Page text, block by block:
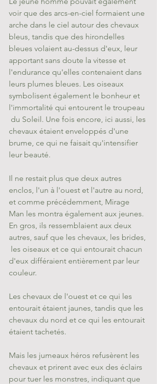
voir que des arcs-en-ciel formaient une
arche dans le ciel autour des chevaux
bleus, tandis que des hirondelles
bleues volaient au-dessus d'eux, leur
apportant sans doute la vitesse et
l'endurance qu'elles contenaient dans
leurs plumes bleues. Les oiseaux
symbolisent également le bonheur et
l'immortalité qui entourent le troupeau
du Soleil. Une fois encore, ici aussi, les
chevaux étaient enveloppés d'une
brume, ce qui ne faisait qu'intensifier
leur beauté.
Il ne restait plus que deux autres
enclos, l'un à l'ouest et l'autre au nord,
et comme précédemment, Mirage
Man les montra également aux jeunes.
En gros, ils ressemblaient aux deux
autres, sauf que les chevaux, les brides,
les oiseaux et ce qui entourait chacun
d'eux différaient entièrement par leur
couleur.
Les chevaux de l'ouest et ce qui les
entourait étaient jaunes, tandis que les
chevaux du nord et ce qui les entourait
étaient tachetés.
Mais les jumeaux héros refusèrent les
chevaux et prirent avec eux des éclairs
pour tuer les monstres, indiquant que